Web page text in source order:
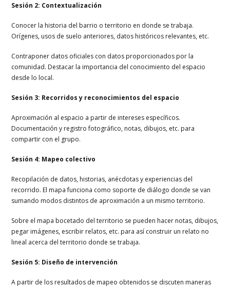
Sesión 2: Contextualización
Conocer la historia del barrio o territorio en donde se trabaja.
Orígenes, usos de suelo anteriores, datos históricos relevantes, etc.
Contraponer datos oficiales con datos proporcionados por la
comunidad. Destacar la importancia del conocimiento del espacio
desde lo local.
Sesión 3: Recorridos y reconocimientos del espacio
Aproximación al espacio a partir de intereses específicos.
Documentación y registro fotográfico, notas, dibujos, etc. para
compartir con el grupo.
Sesión 4: Mapeo colectivo
Recopilación de datos, historias, anécdotas y experiencias del
recorrido. El mapa funciona como soporte de diálogo donde se van
sumando modos distintos de aproximación a un mismo territorio.
Sobre el mapa bocetado del territorio se pueden hacer notas, dibujos,
pegar imágenes, escribir relatos, etc. para así construir un relato no
lineal acerca del territorio donde se trabaja.
Sesión 5: Diseño de intervención
A partir de los resultados de mapeo obtenidos se discuten maneras